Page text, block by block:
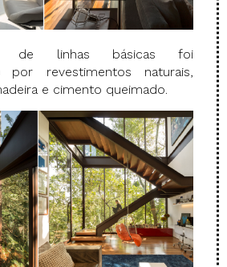
de linhas básicas foi
por revestimentos naturais,
e cimento queimado.